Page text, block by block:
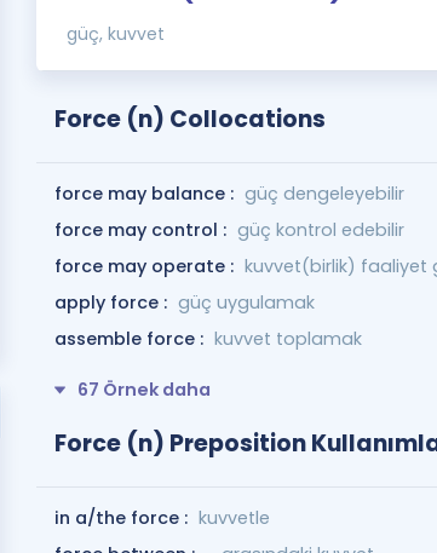
güç, kuvvet
Force (n) Collocations
force may balance : güç dengeleyebilir
force may control : güç kontrol edebilir
force may operate : kuvvet(birlik) faaliyet
apply force : güç uygulamak
assemble force : kuvvet toplamak
67 Örnek daha
Force (n) Preposition
in a/the force : kuvvetle